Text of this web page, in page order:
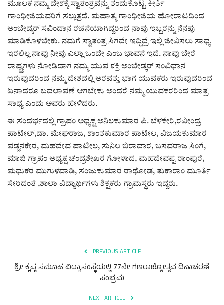
Digital Subscription
ಮೂಲಕ ನಮ್ಮ ದೇಶಕ್ಕೆ ಸ್ವಾತಂತ್ರವನ್ನು ತಂದುಕೊಟ್ಟ ಕೀರ್ತಿ
ಗಾಂಧೀಜಿಯವರಿಗೆ ಸಲ್ಲುತ್ತದೆ. ಮಹಾತ್ಮ ಗಾಂಧೀಜಿಯ ಹೋರಾಟದಿಂದ
ಅಂಬೇಡ್ಕರ್ ಸವಿಂದಾನ ರಚನೆಯಾಗಿದ್ದರಿಂದ ನಾವು ಇಬ್ಬರನ್ನು ನೆನಪು
ಮಾಡಿಕೊಳಬೇಕು. ನಮಗೆ ಸ್ವಾತಂತ್ರ ಸಿಗದೇ ಇದ್ದಿದ್ರೆ ಇಲ್ಲಿ ಜೀವಿಸಲು ಸಾಧ್ಯ
ಇರಲಿಲ್ಲ ನಾವು ನೀವು ಎಲ್ಲಾ ಒಂದೇ ಎಂಬ ಭಾವನೆ ಇದೆ. ನಾವು ಬೇರೆ
ರಾಷ್ಟ್ರಗಳು ನೋಡಿದಾಗ ನಮ್ಮ ಯುವ ಶಕ್ತಿ ಅಂಬೇಡ್ಕರ್ ಸಂವಿಧಾನ
ಇರುವುದರಿಂದ ನಮ್ಮ ದೇಶದಲ್ಲಿ ಅರವತ್ತು ಭಾಗ ಯುವಕರು ಇರುವುದರಿಂದ
ಏನಾದರೂ ಬದಲಾವಣೆ ಆಗಬೇಕು ಅಂದರೆ ನಮ್ಮ ಯುವಕರರಿಂದ ಮಾತ್ರ
ಸಾಧ್ಯ ಎಂದು ಅವರು ಹೇಳಿದರು.
ಈ ಸಂದರ್ಭದಲ್ಲಿ ಗ್ರಾಪಂ ಅಧ್ಯಕ್ಷ ಅನಿಲಕುಮಾರ ಪಿ. ಬೆಳಕೇರಿ,ರವೀಂದ್ರ
ಪಾಟೀಲ್,ಡಾ. ಮೇಘರಾಜ, ಶಾಂತಕುಮಾರ ಪಾಟೀಲ, ವಿಜಯಕುಮಾರ
ವಡ್ಡನಕೇರ, ಮಹದೇವ ಪಾಟೀಲ, ಸುನಿಲ ಬಿರಾದಾರ, ಬಸವರಾಜ ಸಿಂಗೆ,
ಮಾಜಿ ಗ್ರಾಪಂ ಅಧ್ಯಕ್ಷ ಚಂದ್ರಶೇಖರ ಗೋಳಾದ, ಮಹದೇವಪ್ಪ ರಾಂಪುರೆ,
ಮಧುಕರ ಮುಗುಳವಾಡಿ, ಸಂಜುಕುಮಾರ ರಾಥೋಡ, ತುಕಾರಾಂ ಮೂರ್ತಿ
ಸೇರಿದಂತೆ ,ಶಾಲಾ ವಿದ್ಯಾರ್ಥಿಗಳು ಶಿಕ್ಷಕರು ಗ್ರಾಮಸ್ಥರು ಇದ್ದರು.
PREVIOUS ARTICLE
ಶ್ರೀ ಕೃಷ್ಣ ಸಮೂಹ ವಿದ್ಯಾಸಂಸ್ಥೆಯಲ್ಲಿ 77ನೇ ಗಣರಾಜ್ಯೋತ್ಸವ ದಿನಾಚರಣೆ
ಸಂಭ್ರಮ
NEXT ARTICLE